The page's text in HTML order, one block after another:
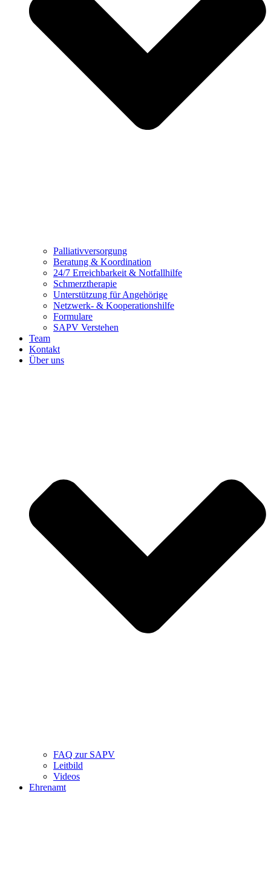
Palliativversorgung
Beratung & Koordination
24/7 Erreichbarkeit & Notfallhilfe
Schmerztherapie
Unterstützung für Angehörige
Netzwerk- & Kooperationshilfe
Formulare
SAPV Verstehen
Team
Kontakt
Über uns
FAQ zur SAPV
Leitbild
Videos
Ehrenamt